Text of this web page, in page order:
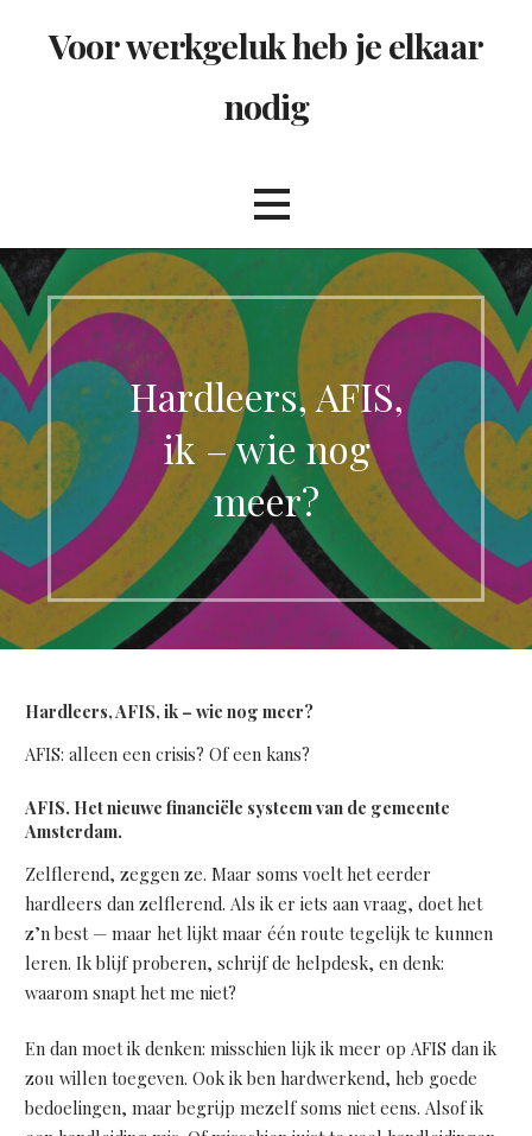
Voor werkgeluk heb je elkaar
nodig
Hardleers, AFIS,
ik – wie nog
meer?
Hardleers, AFIS, ik – wie nog meer?
AFIS: alleen een crisis? Of een kans?
AFIS. Het nieuwe financiële systeem van de gemeente
Amsterdam.
Zelflerend, zeggen ze. Maar soms voelt het eerder
hardleers dan zelflerend. Als ik er iets aan vraag, doet het
z’n best — maar het lijkt maar één route tegelijk te kunnen
leren. Ik blijf proberen, schrijf de helpdesk, en denk:
waarom snapt het me niet?
En dan moet ik denken: misschien lijk ik meer op AFIS dan ik
zou willen toegeven. Ook ik ben hardwerkend, heb goede
bedoelingen, maar begrijp mezelf soms niet eens. Alsof ik